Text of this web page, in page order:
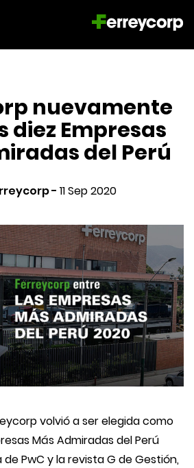
nuevamente
diez Empresas
del Perú
- 11 Sep 2020
volvió a ser elegida como
Más Admiradas del Perú
de PwC y la revista G de Gestión,